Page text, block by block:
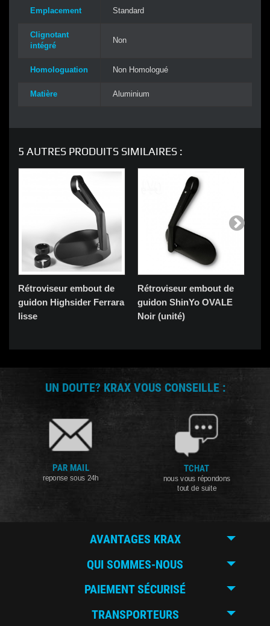
Emplacement Standard
Clignotant
intégré
Non
Homologuation Non Homologué
Matière Aluminium
5 AUTRES PRODUITS SIMILAIRES :
Rétroviseur embout de
guidon Highsider Ferrara
lisse
Rétroviseur embout de
guidon ShinYo OVALE
Noir (unité)
UN DOUTE? KRAX VOUS CONSEILLE :
PAR MAIL
reponse sous 24h
TCHAT
nous vous répondons
tout de suite
AVANTAGES KRAX
QUI SOMMES-NOUS
PAIEMENT SÉCURISÉ
TRANSPORTEURS